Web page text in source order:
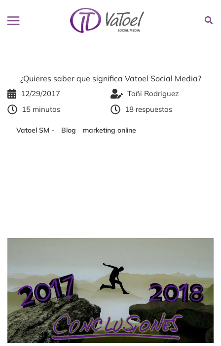
¿Quieres saber que significa Vatoel Social Media?
12/29/2017
Toñi Rodriguez
15 minutos
18 respuestas
Vatoel SM - Blog marketing online